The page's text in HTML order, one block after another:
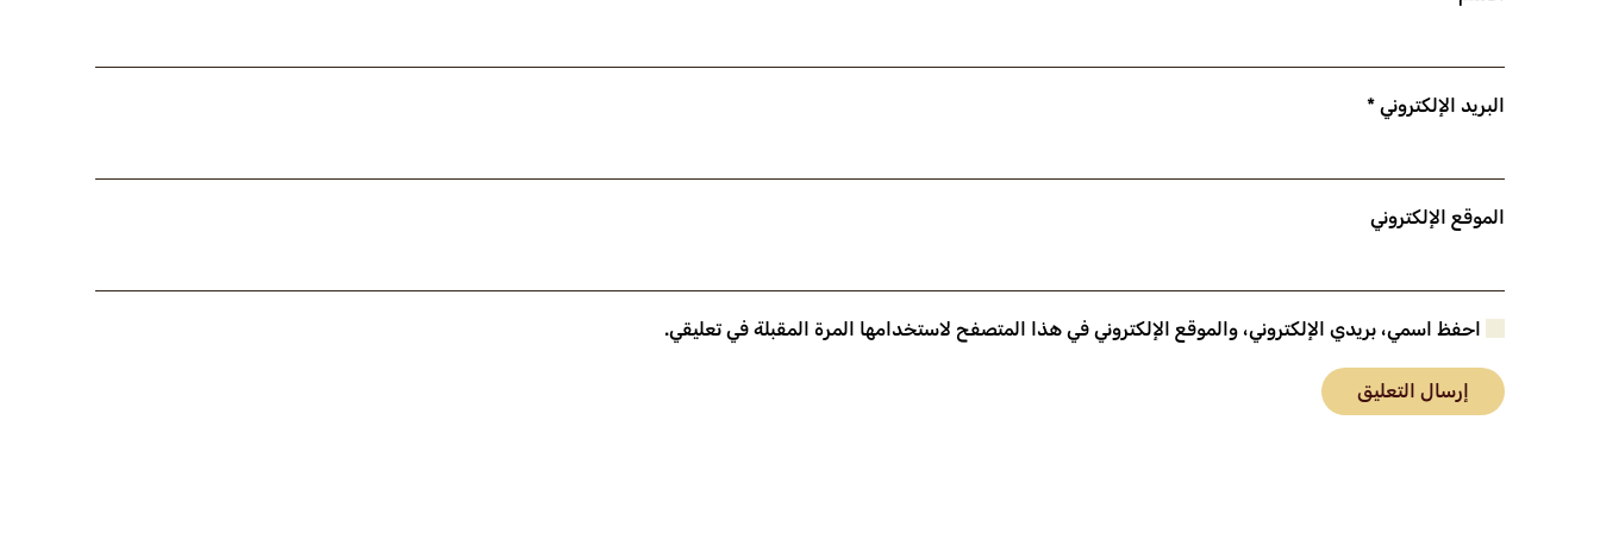
البريد الإلكتروني *
الموقع الإلكتروني
احفظ اسمي، بريدي الإلكتروني، والموقع الإلكتروني في هذا المتصفح لاستخدامها المرة المقبلة في تعليقي.
إرسال التعليق